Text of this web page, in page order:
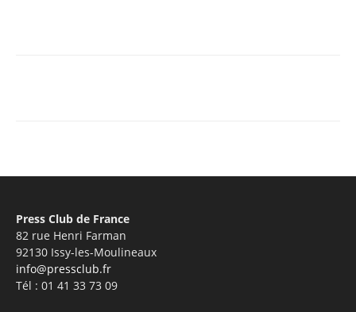
Press Club de France
82 rue Henri Farman
92130 Issy-les-Moulineaux
info@pressclub.fr
Tél : 01 41 33 73 09